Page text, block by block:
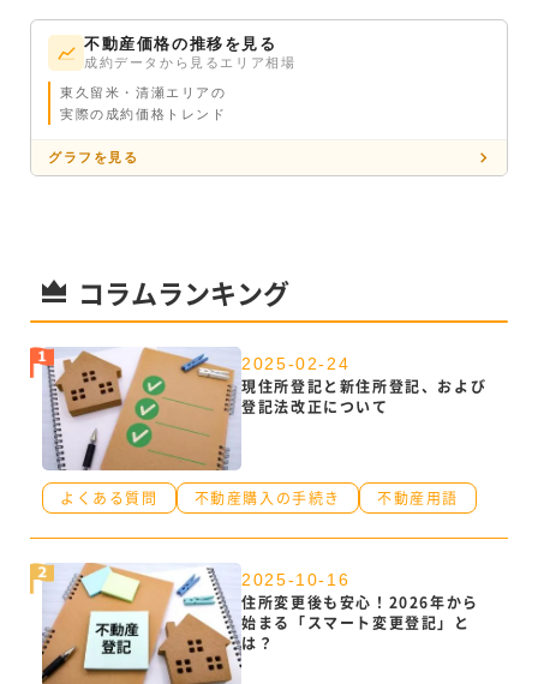
不動産価格の推移を見る
成約データから見るエリア相場
東久留米・清瀬エリアの
実際の成約価格トレンド
グラフを見る
コラムランキング
2025-02-24
現住所登記と新住所登記、および
登記法改正について
よくある質問 不動産購入の手続き 不動産用語
2025-10-16
住所変更後も安心！2026年から
始まる「スマート変更登記」と
は？